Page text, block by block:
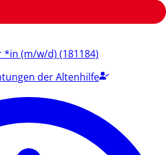
(m/w/d) (181184)
der Altenhilfe